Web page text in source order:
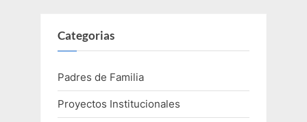
Categorias
Padres de Familia
Proyectos Institucionales